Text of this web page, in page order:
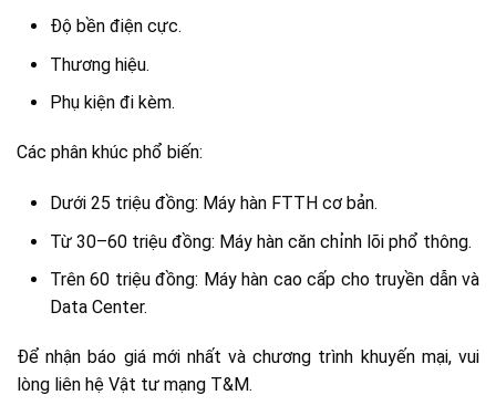
Độ bền điện cực.
Thương hiệu.
Phụ kiện đi kèm.
Các phân khúc phổ biến:
Dưới 25 triệu đồng: Máy hàn FTTH cơ bản.
Từ 30–60 triệu đồng: Máy hàn căn chỉnh lõi phổ thông.
Trên 60 triệu đồng: Máy hàn cao cấp cho truyền dẫn và
Data Center.
Để nhận báo giá mới nhất và chương trình khuyến mại, vui
lòng liên hệ Vật tư mạng T&M.